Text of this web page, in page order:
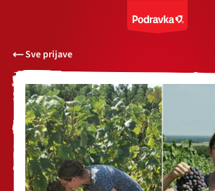
Sve prijave